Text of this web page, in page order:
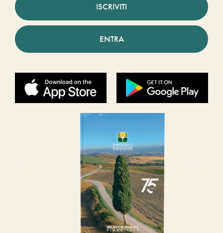
ISCRIVITI
ENTRA